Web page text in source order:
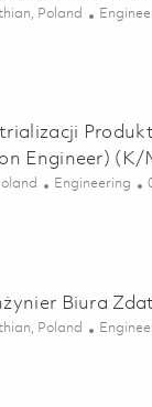
Poland
/ Starszy
Engineer) (K/
Category
Engineering
Biura
Poland
/ Inżynier Biura